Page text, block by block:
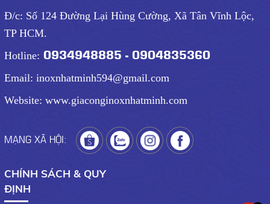
Đ/c: Số 124 Đường Lại Hùng Cường, Xã Tân Vĩnh Lộc,
TP HCM.
Hotline: 0934948885 - 0904835360
Email: inoxnhatminh594@gmail.com
Website: www.giaconginoxnhatminh.com
MẠNG XÃ HỘI:
CHÍNH SÁCH & QUY
ĐỊNH